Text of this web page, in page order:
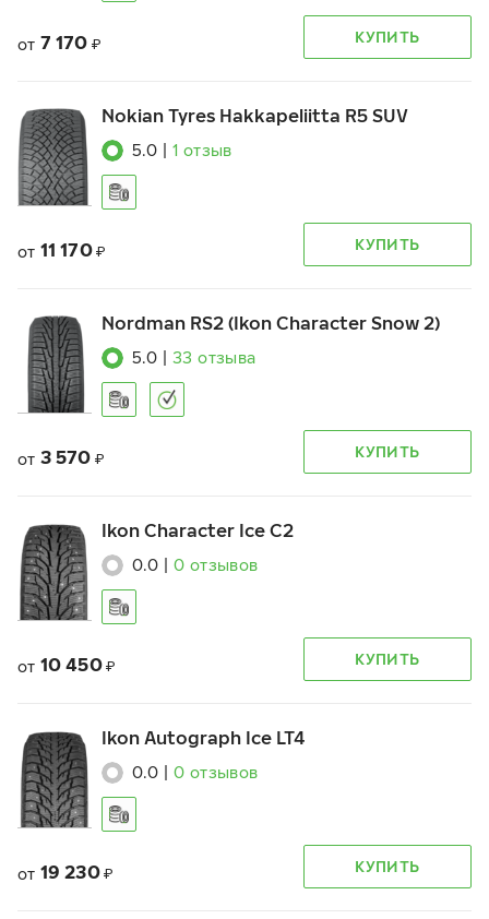
от 7 170 ₽ КУПИТЬ
Nokian Tyres Hakkapeliitta R5 SUV
5.0 1 отзыв
от 11 170 ₽ КУПИТЬ
Nordman RS2 (Ikon Character Snow 2)
5.0 33 отзыва
от 3 570 ₽ КУПИТЬ
Ikon Character Ice C2
0.0 0 отзывов
от 10 450 ₽ КУПИТЬ
Ikon Autograph Ice LT4
0.0 0 отзывов
от 19 230 ₽ КУПИТЬ